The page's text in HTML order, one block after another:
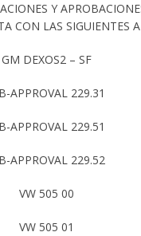
Y
CON LAS SIGUIENTES
GM DEXOS2 – SF
APPROVAL 229.31
APPROVAL 229.51
APPROVAL 229.52
VW 505 00
VW 505 01